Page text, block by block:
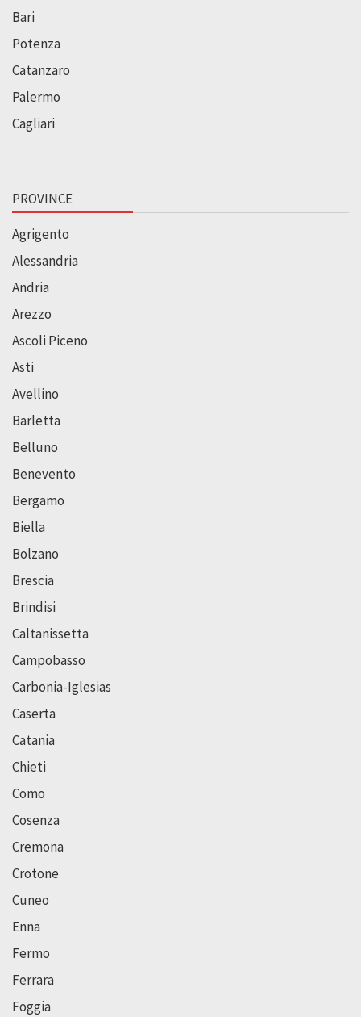
Bari
Potenza
Catanzaro
Palermo
Cagliari
PROVINCE
Agrigento
Alessandria
Andria
Arezzo
Ascoli Piceno
Asti
Avellino
Barletta
Belluno
Benevento
Bergamo
Biella
Bolzano
Brescia
Brindisi
Caltanissetta
Campobasso
Carbonia-Iglesias
Caserta
Catania
Chieti
Como
Cosenza
Cremona
Crotone
Cuneo
Enna
Fermo
Ferrara
Foggia